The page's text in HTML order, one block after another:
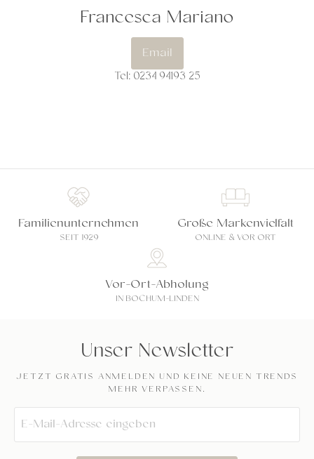
Francesca Mariano
Email
Tel: 0234 94193 25
Familienunternehmen
SEIT 1929
Große Markenvielfalt
ONLINE & VOR ORT
Vor-Ort-Abholung
IN BOCHUM-LINDEN
Unser Newsletter
JETZT GRATIS ANMELDEN UND KEINE NEUEN TRENDS
MEHR VERPASSEN.